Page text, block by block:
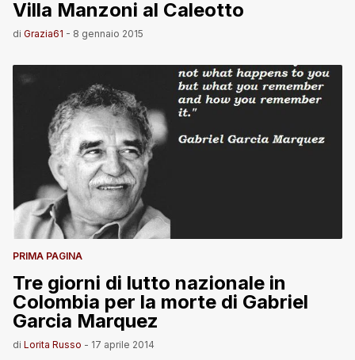
Villa Manzoni al Caleotto
di Grazia61 - 8 gennaio 2015
PRIMA PAGINA
Tre giorni di lutto nazionale in
Colombia per la morte di Gabriel
Garcia Marquez
di Lorita Russo - 17 aprile 2014